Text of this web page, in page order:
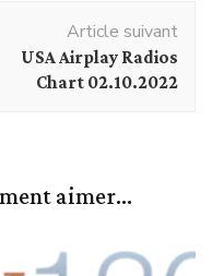
Article suivant
USA Airplay Radios
Chart 02.10.2022
aimer...